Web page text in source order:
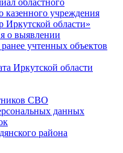
областного
казенного учреждения
Иркутской области»
о выявлении
учтенных объектов
Иркутской области
СВО
данных
района